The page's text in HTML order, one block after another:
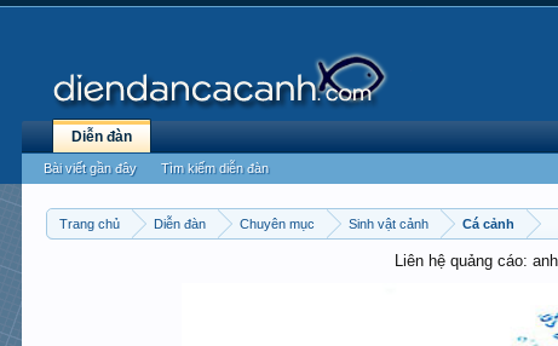
Trang chủ Diễn đàn Chuyên mục Sinh vật cảnh Cá cảnh
Liên hệ quảng cáo:
Diễn đàn
Bài viết gần đây Tìm kiếm diễn đàn